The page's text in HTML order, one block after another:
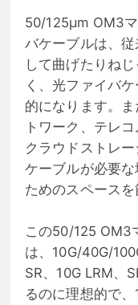
50/125μm OM3
バケーブルは、
して曲げたりね
く、光ファイバ
的になります。
トワーク、テレ
クラウドストレ
ケーブルが必要
ためのスペースを
この50/125 OM3
は、10G/40G/
SR、10G LRM、
るのに理想的で